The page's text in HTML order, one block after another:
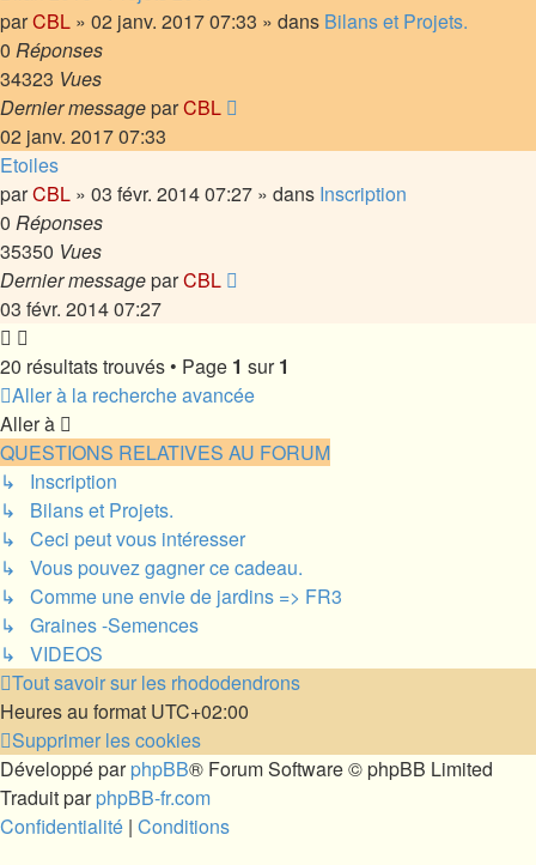
parCBL » 02 janv. 2017 07:33 » dans Bilans et Projets.
0 Réponses
34323 Vues
Dernier messageparCBL
02 janv. 2017 07:33
Etoiles
parCBL » 03 févr. 2014 07:27 » dans Inscription
0 Réponses
35350 Vues
Dernier messageparCBL
03 févr. 2014 07:27
20 résultats trouvés • Page 1 sur1
Aller à la recherche avancée
Aller à
QUESTIONS RELATIVES AU FORUM
↳ Inscription
↳ Bilans et Projets.
↳ Ceci peut vous intéresser
↳ Vous pouvez gagner ce cadeau.
↳ Comme une envie de jardins => FR3
↳ Graines -Semences
↳ VIDEOS
Tout savoir sur les rhododendrons
Heures au format UTC+02:00
Supprimer les cookies
Développé parphpBB® Forum Software © phpBB Limited
Traduit parphpBB-fr.com
Confidentialité | Conditions